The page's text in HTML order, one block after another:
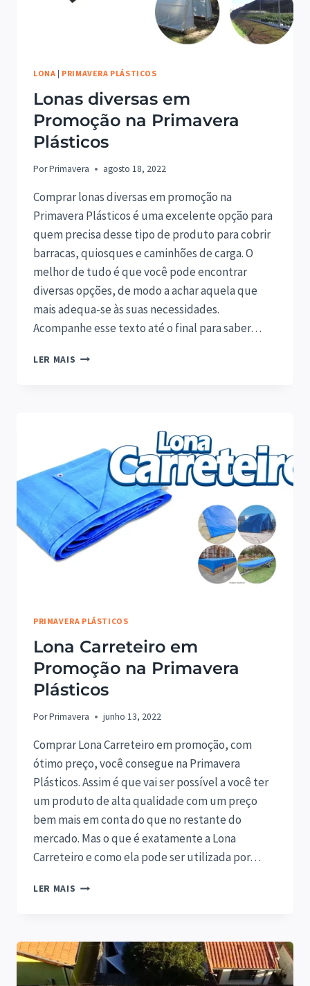
LONA | PRIMAVERA PLÁSTICOS
Lonas diversas em
Promoção na Primavera
Plásticos
PorPrimavera agosto 18, 2022
Comprar lonas diversas em promoção na
Primavera Plásticos é uma excelente opção para
quem precisa desse tipo de produto para cobrir
barracas, quiosques e caminhões de carga. O
melhor de tudo é que você pode encontrar
diversas opções, de modo a achar aquela que
mais adequa-se às suas necessidades.
Acompanhe esse texto até o final para saber…
LER MAIS LONAS
PLÁSTICOS
PRIMAVERA PLÁSTICOS
Lona Carreteiro em
Promoção na Primavera
Plásticos
PorPrimavera junho 13, 2022
Comprar Lona Carreteiro em promoção, com
ótimo preço, você consegue na Primavera
Plásticos. Assim é que vai ser possível a você ter
um produto de alta qualidade com um preço
bem mais em conta do que no restante do
mercado. Mas o que é exatamente a Lona
Carreteiro e como ela pode ser utilizada por…
LER MAIS LONA
NA
PRIMAVERA
PLÁSTICOS